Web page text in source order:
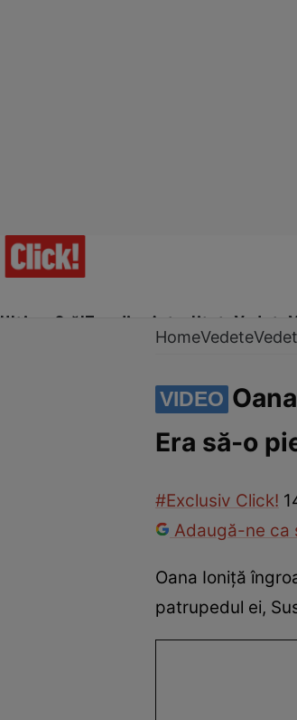
Ultima Oră!Trending Actualitate Vedete
Vedete internaționaleVedete românești
HomeVedete
VIDEO
Era să-o
#Exclusiv Click!
Adaugă-ne ca
Oana Ioniță
patrupedul ei,